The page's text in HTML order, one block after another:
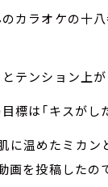
カラオケの十八
テンション上
標は「キスがし
に温めたミカ
画を投稿したの